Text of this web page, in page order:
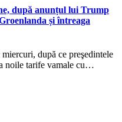
după anunțul lui Trump
și întreaga
după ce preşedintele
noile tarife vamale cu…